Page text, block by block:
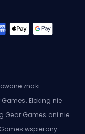
znaki
Eloking nie
Gear Games ani nie
wspierany.